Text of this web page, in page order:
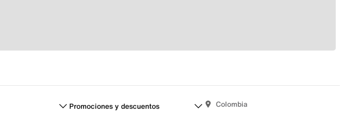
Promociones y descuentos Colombia